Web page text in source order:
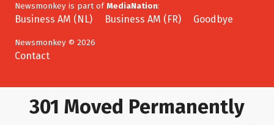
Newsmonkey is part ofMediaNation:
Business AM (NL) Business AM (FR) Goodbye
Newsmonkey © 2026
Contact
301 Moved Permanently